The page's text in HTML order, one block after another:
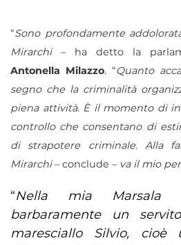
“Sono profondamente
Mirarchi– ha detto la
Antonella Milazzo. “Quanto
segno che la criminalità
piena attività. È il momento di
controllo che consentano di
di strapotere criminale. Alla
Mirarchi– conclude – va il mio
“Nella mia Marsala
barbaramente un
maresciallo Silvio,